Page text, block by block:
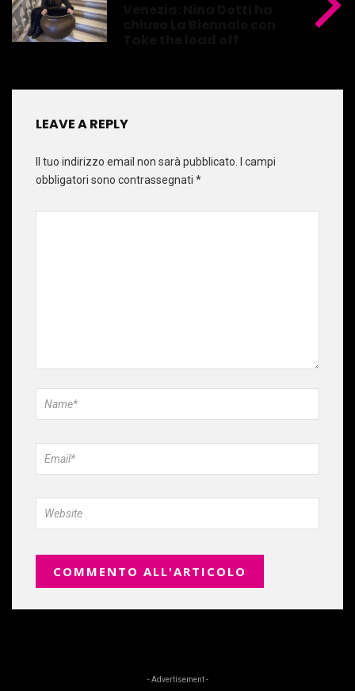
LEAVE A REPLY
Il tuo indirizzo email non sarà pubblicato. I campi
obbligatori sono contrassegnati *
- Advertisement -